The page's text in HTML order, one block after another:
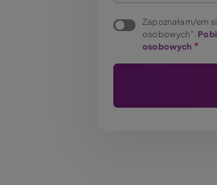
Zapoznałam/em
osobowych".
osobowych